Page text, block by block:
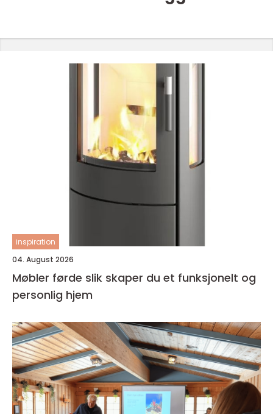
inspiration
04. August 2026
Møbler førde slik skaper du et funksjonelt og
personlig hjem